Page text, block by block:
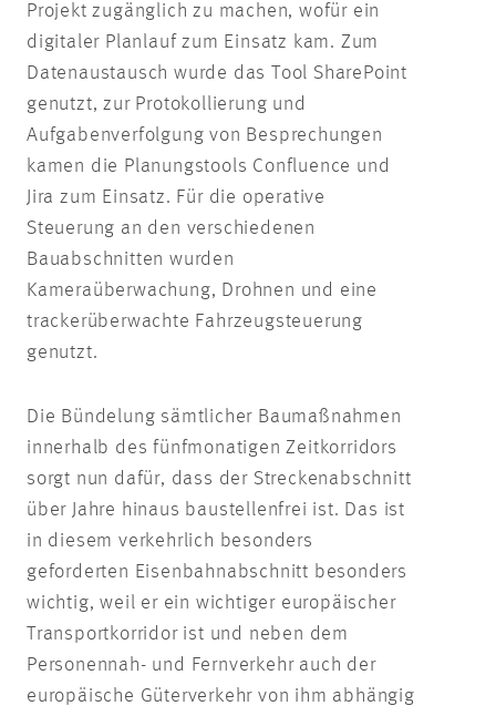
Projekt zugänglich zu machen, wofür ein
digitaler Planlauf zum Einsatz kam. Zum
Datenaustausch wurde das Tool SharePoint
genutzt, zur Protokollierung und
Aufgabenverfolgung von Besprechungen
kamen die Planungstools Confluence und
Jira zum Einsatz. Für die operative
Steuerung an den verschiedenen
Bauabschnitten wurden
Kameraüberwachung, Drohnen und eine
trackerüberwachte Fahrzeugsteuerung
genutzt.
Die Bündelung sämtlicher Baumaßnahmen
innerhalb des fünfmonatigen Zeitkorridors
sorgt nun dafür, dass der Streckenabschnitt
über Jahre hinaus baustellenfrei ist. Das ist
in diesem verkehrlich besonders
geforderten Eisenbahnabschnitt besonders
wichtig, weil er ein wichtiger europäischer
Transportkorridor ist und neben dem
Personennah- und Fernverkehr auch der
europäische Güterverkehr von ihm abhängig